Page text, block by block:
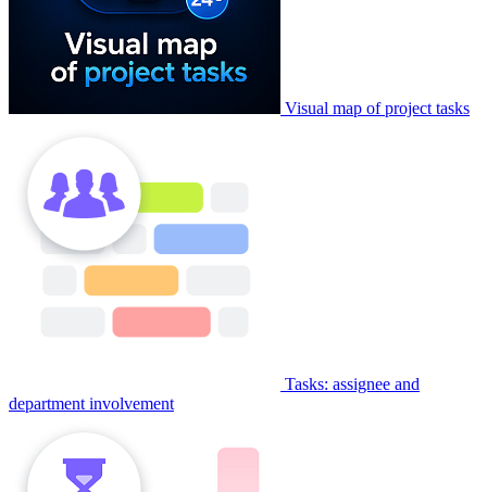
Visual map of project tasks
Tasks: assignee and
department involvement